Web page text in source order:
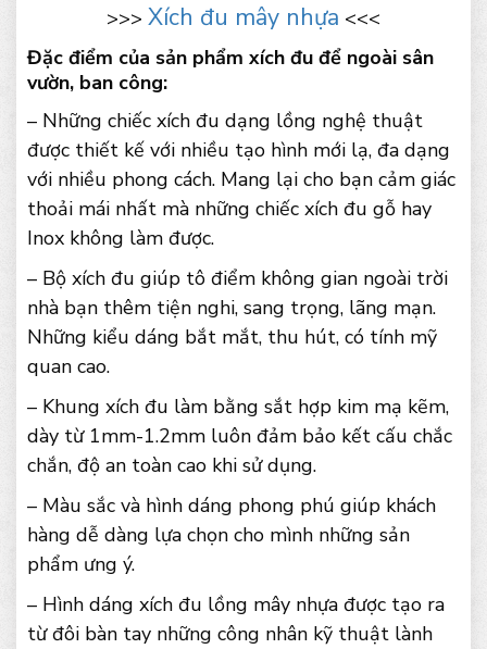
>>> Xích đu mây nhựa <<<
Đặc điểm của sản phẩm xích đu để ngoài sân
vườn, ban công:
– Những chiếc xích đu dạng lồng nghệ thuật
được thiết kế với nhiều tạo hình mới lạ, đa dạng
với nhiều phong cách. Mang lại cho bạn cảm giác
thoải mái nhất mà những chiếc xích đu gỗ hay
Inox không làm được.
– Bộ xích đu giúp tô điểm không gian ngoài trời
nhà bạn thêm tiện nghi, sang trọng, lãng mạn.
Những kiểu dáng bắt mắt, thu hút, có tính mỹ
quan cao.
– Khung xích đu làm bằng sắt hợp kim mạ kẽm,
dày từ 1mm-1.2mm luôn đảm bảo kết cấu chắc
chắn, độ an toàn cao khi sử dụng.
– Màu sắc và hình dáng phong phú giúp khách
hàng dễ dàng lựa chọn cho mình những sản
phẩm ưng ý.
– Hình dáng xích đu lồng mây nhựa được tạo ra
từ đôi bàn tay những công nhân kỹ thuật lành